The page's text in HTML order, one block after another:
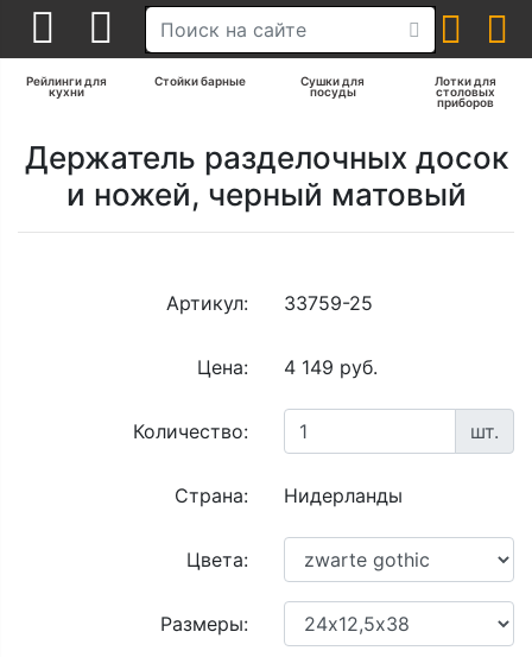
Рейлинги для
кухни
Стойки барные Сушки для
посуды
Лотки для
столовых
приборов
Держатель разделочных досок
и ножей, черный матовый
Артикул: 33759-25
Цена: 4 149 руб.
Количество: шт.
Страна: Нидерланды
Цвета:
Размеры: